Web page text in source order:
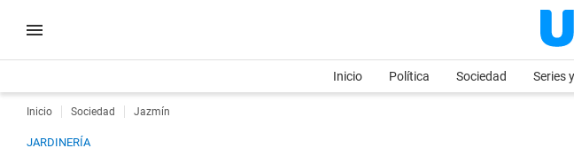
Inicio Política Sociedad Series
Inicio Sociedad Jazmín
JARDINERÍA